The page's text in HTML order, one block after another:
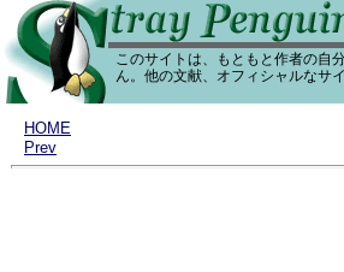
このサイトは、もともと作者の自
ん。他の文献、オフィシャルなサ
HOME
Prev